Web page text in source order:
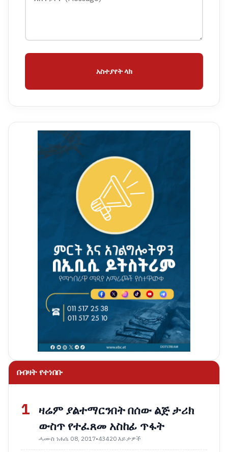
አስተያየት ላክ
በብዛት የተነበቡ
1 ዛሬም ያልተማርንበት በሰው ልጅ ታሪክ
ውስጥ የተፈጸመ አስከፊ ጥፋት
ሓሙስ ነሐሴ 08, 2017•43420 እይታዎች